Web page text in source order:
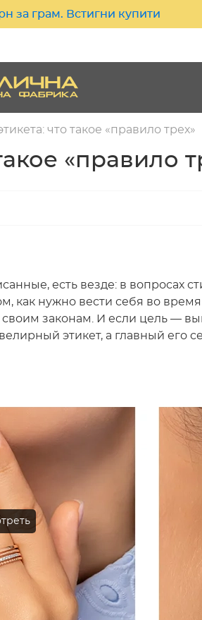
за грам. Встигни купити
что такое «правило трех»
«правило
есть везде: в вопросах
как нужно вести себя во
законам. И если цель —
этикет, а главный его